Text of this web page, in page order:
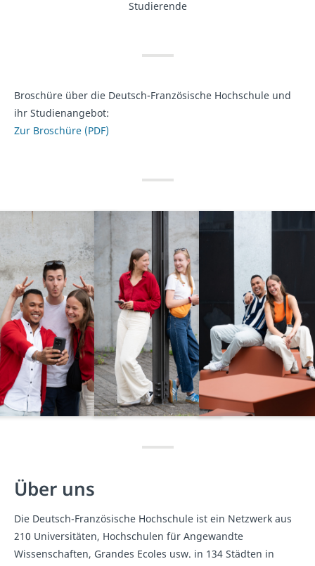
Studierende
Broschüre über die Deutsch-Französische Hochschule und
ihr Studienangebot:
Zur Broschüre (PDF)
Über uns
Die Deutsch-Französische Hochschule ist ein Netzwerk aus
210 Universitäten, Hochschulen für Angewandte
Wissenschaften, Grandes Ecoles usw. in 134 Städten in